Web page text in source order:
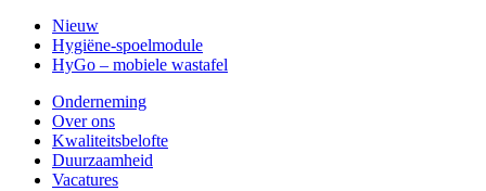
Nieuw
Hygiëne-spoelmodule
HyGo – mobiele wastafel
Onderneming
Over ons
Kwaliteitsbelofte
Duurzaamheid
Vacatures